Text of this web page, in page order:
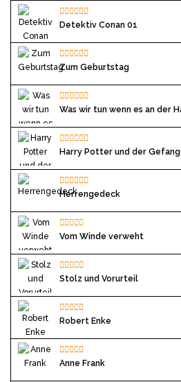
Detektiv Conan 01
Zum Geburtstag
Was wir tun wenn es an der
Harry Potter und der
Herrengedeck
Vom Winde verweht
Stolz und Vorurteil
Robert Enke
Anne Frank